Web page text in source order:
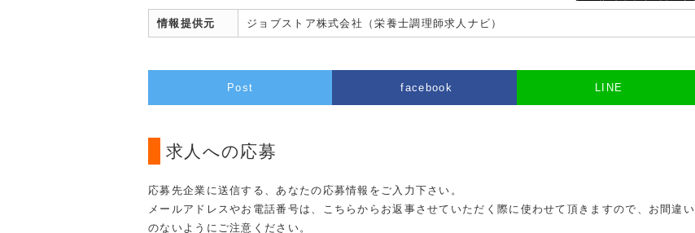
情報提供元 ジョブストア株式会社（栄養士調理師求人ナビ）
Post facebook LINE
求人への応募
応募先企業に送信する、あなたの応募情報をご入力下さい。
メールアドレスやお電話番号は、こちらからお返事させていただく際に使わせて頂きますので、お間違い
のないようにご注意ください。